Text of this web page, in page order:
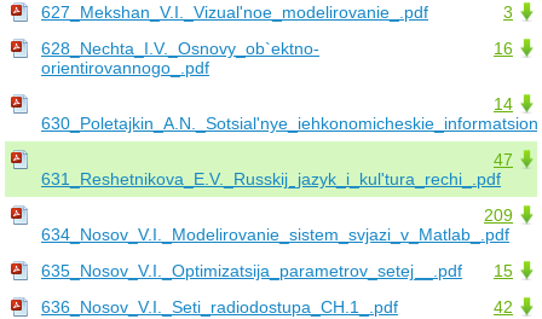
3
627_Mekshan_V.I._Vizual'noe_modelirovanie_.pdf
16
628_Nechta_I.V._Osnovy_ob`ektno-
orientirovannogo_.pdf
14
47
631_Reshetnikova_E.V._Russkij_jazyk_i_kul'tura_rechi_.pdf
209
634_Nosov_V.I._Modelirovanie_sistem_svjazi_v_Matlab_.pdf
15
635_Nosov_V.I._Optimizatsija_parametrov_setej__.pdf
42
636_Nosov_V.I._Seti_radiodostupa_CH.1_.pdf